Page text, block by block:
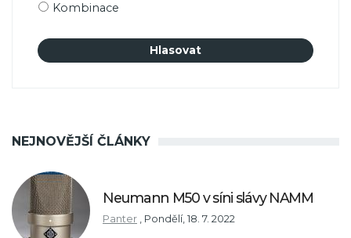
Kombinace
NEJNOVĚJŠÍ ČLÁNKY
Neumann M50 v síni slávy NAMM
Panter , Pondělí, 18. 7. 2022